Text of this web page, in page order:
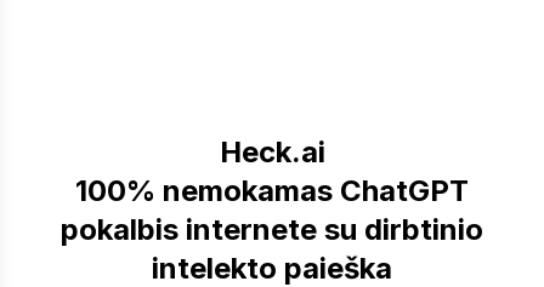
Heck.ai
100% nemokamas ChatGPT
pokalbis internete su dirbtinio
intelekto paieška